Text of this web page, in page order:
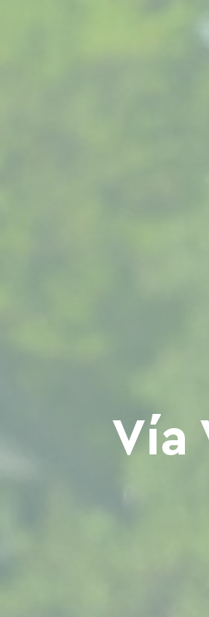
Vía